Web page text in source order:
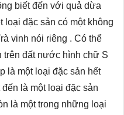
biết đến với quả dừa
loại đặc sản có một không
vinh nói riêng . Có thể
trên đất nước hình chữ S
là một loại đặc sản hết
là một loại đặc sản
là một trong những loại